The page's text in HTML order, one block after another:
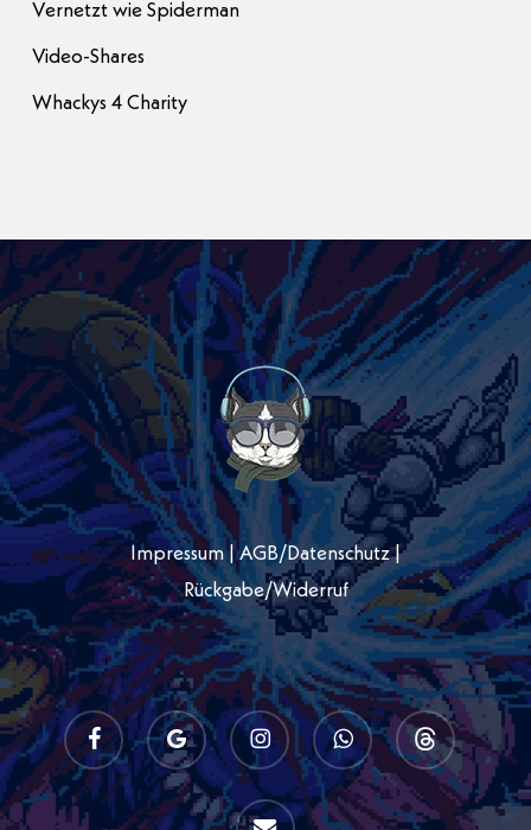
Vernetzt wie Spiderman
Video-Shares
Whackys 4 Charity
Impressum|AGB/Datenschutz|
Rückgabe/Widerruf
facebook
google-
plus
instagram whatsapp threads
email